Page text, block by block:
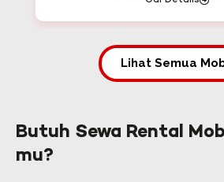
Lihat Semua
Butuh Sewa Rental
mu?